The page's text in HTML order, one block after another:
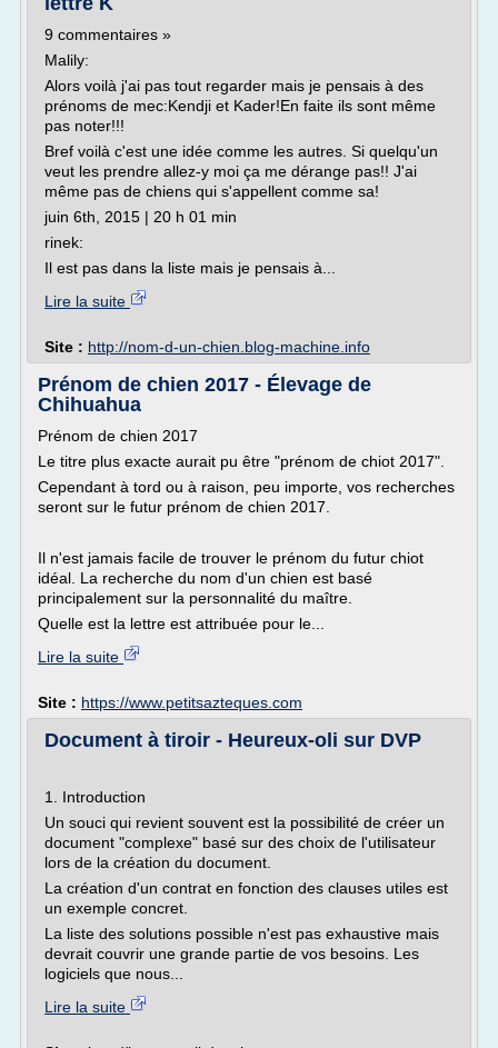
9 commentaires »
Malily:
Alors voilà j'ai pas tout regarder mais je pensais à des
prénoms de mec:Kendji et Kader!En faite ils sont même
pas noter!!!
Bref voilà c'est une idée comme les autres. Si quelqu'un
veut les prendre allez-y moi ça me dérange pas!! J'ai
même pas de chiens qui s'appellent comme sa!
juin 6th, 2015 | 20 h 01 min
rinek:
Il est pas dans la liste mais je pensais à...
Lire la suite
Site : http://nom-d-un-chien.blog-machine.info
Prénom de chien 2017 - Élevage de
Chihuahua
Prénom de chien 2017
Le titre plus exacte aurait pu être "prénom de chiot 2017".
Cependant à tord ou à raison, peu importe, vos recherches
seront sur le futur prénom de chien 2017.
Il n'est jamais facile de trouver le prénom du futur chiot
idéal. La recherche du nom d'un chien est basé
principalement sur la personnalité du maître.
Quelle est la lettre est attribuée pour le...
Lire la suite
Site : https://www.petitsazteques.com
Document à tiroir - Heureux-oli sur DVP
1. Introduction
Un souci qui revient souvent est la possibilité de créer un
document "complexe" basé sur des choix de l'utilisateur
lors de la création du document.
La création d'un contrat en fonction des clauses utiles est
un exemple concret.
La liste des solutions possible n'est pas exhaustive mais
devrait couvrir une grande partie de vos besoins. Les
logiciels que nous...
Lire la suite